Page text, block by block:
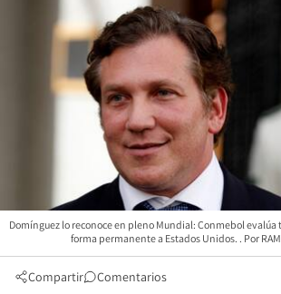
Domínguez lo reconoce en pleno Mundial: Conmebol evalúa
forma permanente a Estados Unidos.
Compartir Comentarios